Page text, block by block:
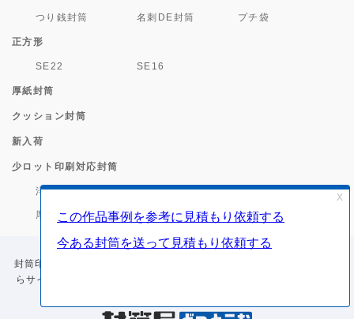
つり銭封筒 名刺DE封筒 プチ袋
正方形
SE22 SE16
厚紙封筒
クッション封筒
新入荷
少ロット印刷対応封筒
洋0 長3 角2・角A4
厚紙封筒(小ロット)
封筒印刷のことなら封筒屋どっとこむ。角2、長3などの既製品封筒か
らサイズや紙をご指定いただく、完全オリジナル封筒作成まで対応し